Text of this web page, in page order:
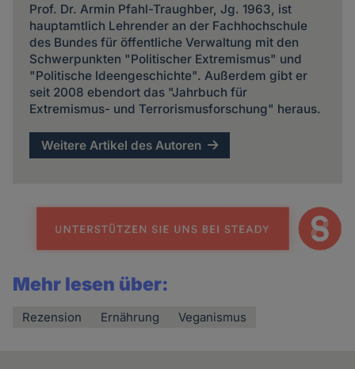
Prof. Dr. Armin Pfahl-Traughber, Jg. 1963, ist
hauptamtlich Lehrender an der Fachhochschule
des Bundes für öffentliche Verwaltung mit den
Schwerpunkten "Politischer Extremismus" und
"Politische Ideengeschichte". Außerdem gibt er
seit 2008 ebendort das "Jahrbuch für
Extremismus- und Terrorismusforschung" heraus.
Weitere Artikel des Autoren
Mehr lesen über:
Rezension Ernährung Veganismus